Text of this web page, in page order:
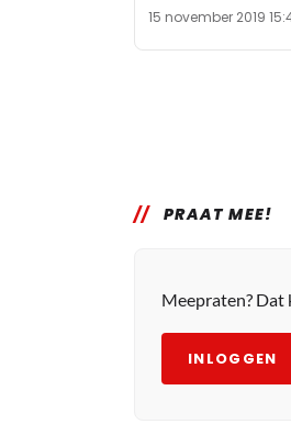
15 november 2019
PRAAT MEE!
Meepraten? Dat
INLOGGEN